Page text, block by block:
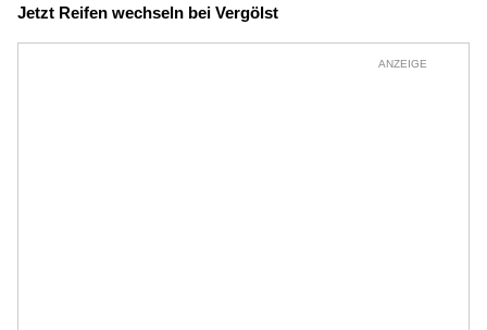
Jetzt Reifen wechseln bei Vergölst
ANZEIGE